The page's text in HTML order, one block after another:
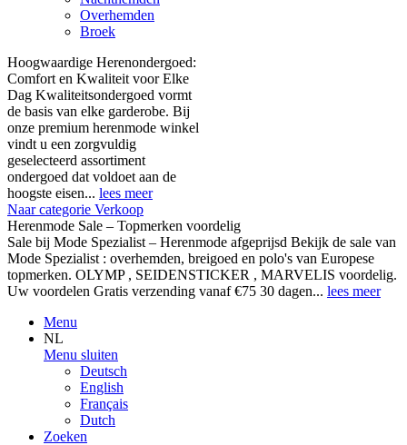
Overhemden
Broek
Hoogwaardige Herenondergoed:
Comfort en Kwaliteit voor Elke
Dag Kwaliteitsondergoed vormt
de basis van elke garderobe. Bij
onze premium herenmode winkel
vindt u een zorgvuldig
geselecteerd assortiment
ondergoed dat voldoet aan de
hoogste eisen... lees meer
Naar categorie Verkoop
Herenmode Sale – Topmerken voordelig
Sale bij Mode Spezialist – Herenmode afgeprijsd Bekijk de sale van
Mode Spezialist : overhemden, breigoed en polo's van Europese
topmerken. OLYMP , SEIDENSTICKER , MARVELIS voordelig.
Uw voordelen Gratis verzending vanaf €75 30 dagen... lees meer
Menu
NL
Menu sluiten
Deutsch
English
Français
Dutch
Zoeken